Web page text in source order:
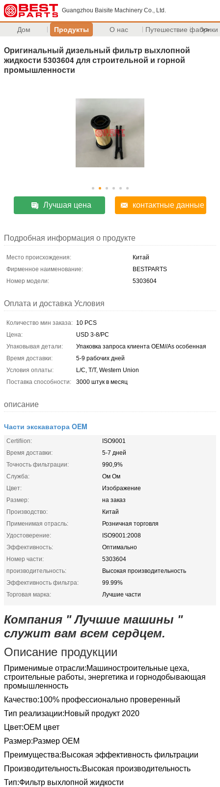
Guangzhou Baisite Machinery Co., Ltd.
Дом Продукты О нас Путешествие фабрики
>>
Оригинальный дизельный фильтр выхлопной
жидкости 5303604 для строительной и горной
промышленности
Лучшая цена контактные данные
Подробная информация о продукте
Место происхождения:
Китай
Фирменное наименование:
BESTPARTS
Номер модели:
5303604
Оплата и доставка Условия
Количество мин заказа: 10 PCS
Цена:
USD 3-8/PC
Упаковывая детали:
Упаковка запроса клиента OEM//As особенная
Время доставки:
5-9 рабочих дней
Условия оплаты:
L/C, T/T, Western Union
Поставка способности:
3000 штук в месяц
описание
Части экскаватора OEM
Certifiion:
ISO9001
Время доставки:
5-7 дней
Точность фильтрации:
990,9%
Служба:
Ом Ом
Цвет:
Изображение
Размер:
на заказ
Производство:
Китай
Применимая отрасль:
Розничная торговля
Удостоверение:
ISO9001:2008
Эффективность:
Оптимально
Номер части:
5303604
производительность:
Высокая производительность
Эффективность фильтра:
99.99%
Торговая марка:
Лучшие части
Компания " Лучшие машины "
служит вам всем сердцем.
Описание продукции
Применимые отрасли:Машиностроительные цеха,
строительные работы, энергетика и горнодобывающая
промышленность
Качество:100% профессионально проверенный
Тип реализации:Новый продукт 2020
Цвет:OEM цвет
Размер:Размер OEM
Преимущества:Высокая эффективность фильтрации
Производительность:Высокая производительность
Тип:Фильтр выхлопной жидкости